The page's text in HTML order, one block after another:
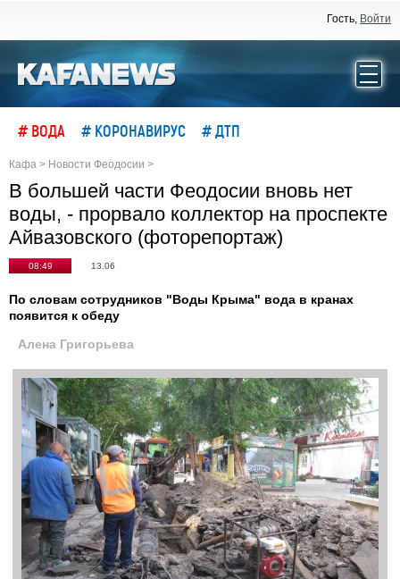
Гость, Войти
# ВОДА # КОРОНАВИРУС # ДТП
Кафа > Новости Феодосии >
В большей части Феодосии вновь нет
воды, - прорвало коллектор на проспекте
Айвазовского (фоторепортаж)
08:49 13.06
По словам сотрудников "Воды Крыма" вода в кранах
появится к обеду
Алена Григорьева